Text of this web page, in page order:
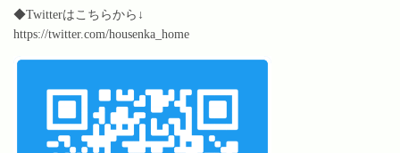
◆Twitterはこちらから↓
https://twitter.com/housenka_home